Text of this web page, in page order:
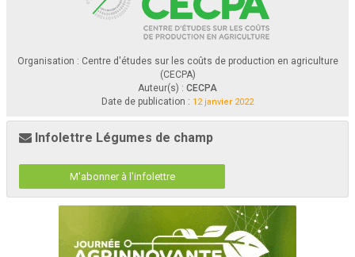
Organisation : Centre d'études sur les coûts de production en agriculture
(CECPA)
Auteur(s) : CECPA
Date de publication : 12 janvier 2022
Infolettre Légumes de champ
M'abonner à l'infolettre